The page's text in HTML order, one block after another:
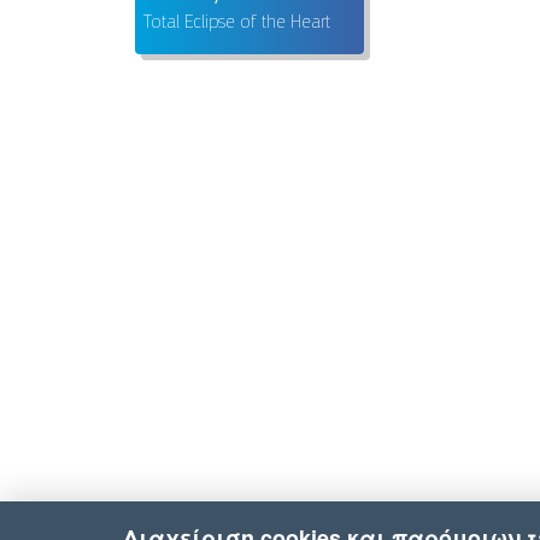
Total Eclipse of the Heart